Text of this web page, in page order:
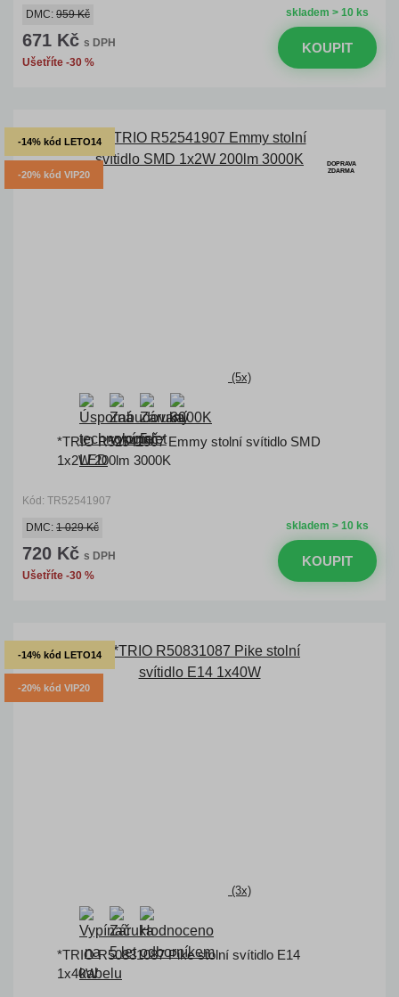
skladem > 10 ks
DMC: 959 Kč
671 Kč s DPH
Ušetříte -30 %
KOUPIT
-14% kód LETO14
-20% kód VIP20
DOPRAVA
ZDARMA
(5x)
*TRIO R52541907 Emmy stolní svítidlo SMD
1x2W 200lm 3000K
Kód: TR52541907
skladem > 10 ks
DMC: 1 029 Kč
720 Kč s DPH
Ušetříte -30 %
KOUPIT
-14% kód LETO14
-20% kód VIP20
(3x)
*TRIO R50831087 Pike stolní svítidlo E14
1x40W